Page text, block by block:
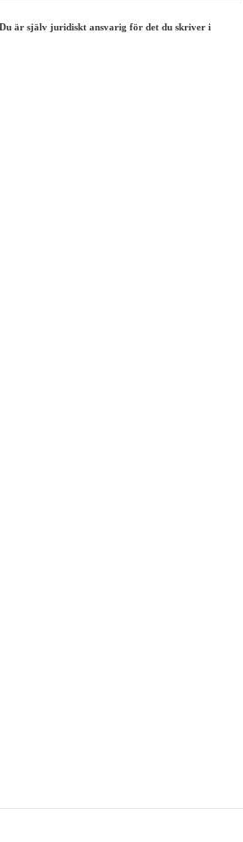
är själv juridiskt ansvarig för det du skriver i